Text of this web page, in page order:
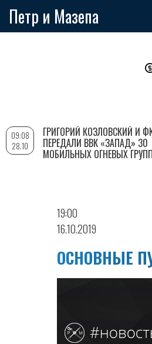
Петр и Мазепа
19:00
16.10.2019
ОСНОВНЫЕ
09:08
28.10
ГРИГОРИЙ КОЗЛОВСКИЙ И
ПЕРЕДАЛИ ВВК «ЗАПАД» 30
МОБИЛЬНЫХ ОГНЕВЫХ ГРУПП